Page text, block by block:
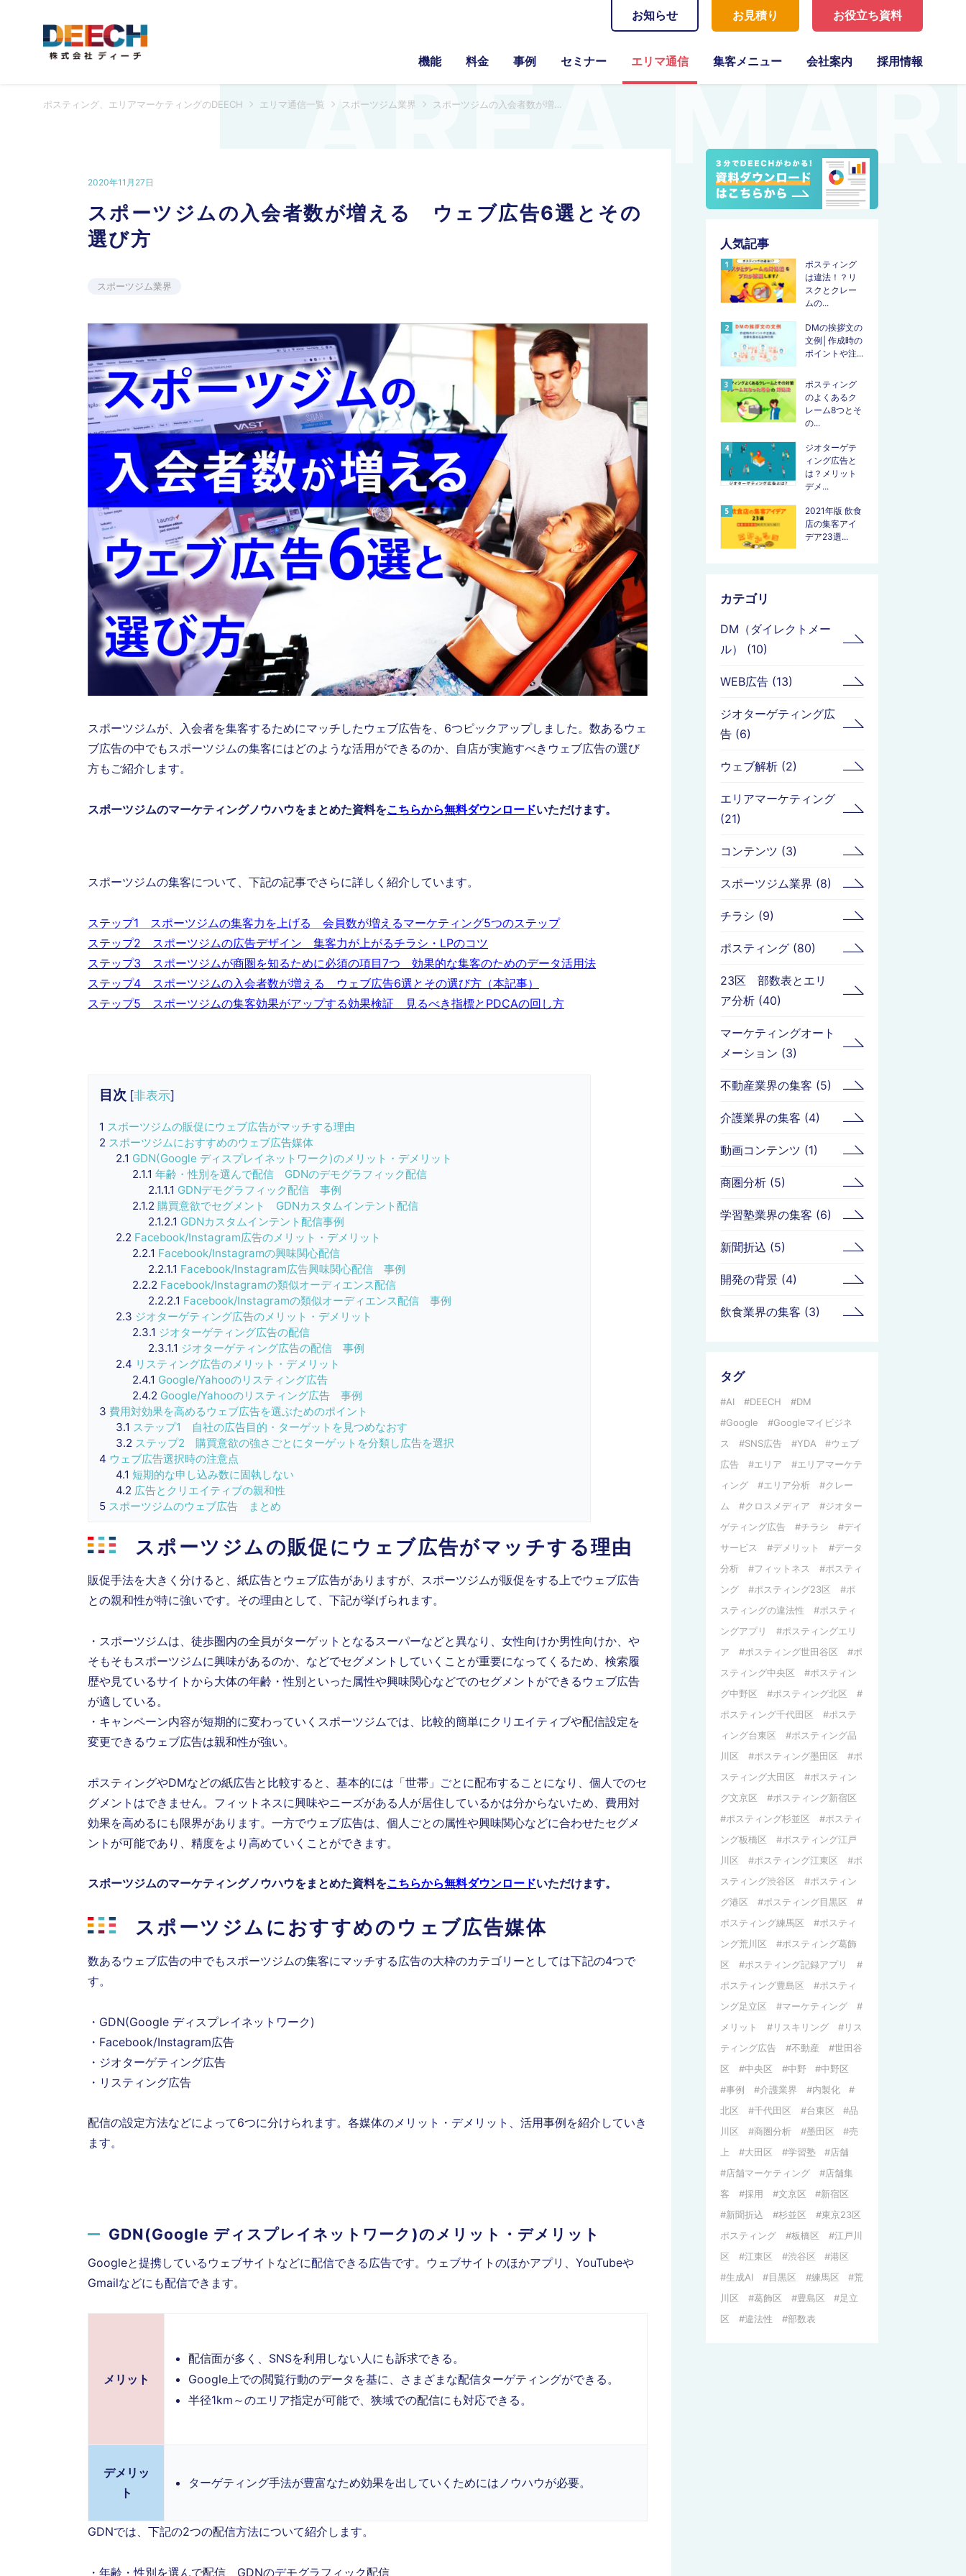
お知らせ お見積り お役立ち資料
機能 料金 事例 セミナー エリマ通信 集客メニュー 会社案内 採用情報
ポスティング、エリアマーケティングのDEECH エリマ通信一覧 スポーツジム業界 スポーツジムの入会者数が増える ウェブ広告6選とその選び方
2020年11月27日
スポーツジムの入会者数が増える ウェブ広告6選とその
選び方
スポーツジム業界
スポーツジムが、入会者を集客するためにマッチしたウェブ広告を、6つピックアップしました。数あるウェ
ブ広告の中でもスポーツジムの集客にはどのような活用ができるのか、自店が実施すべきウェブ広告の選び
方もご紹介します。
スポーツジムのマーケティングノウハウをまとめた資料をこちらから無料ダウンロードいただけます。
スポーツジムの集客について、下記の記事でさらに詳しく紹介しています。
ステップ1 スポーツジムの集客力を上げる 会員数が増えるマーケティング5つのステップ
ステップ2 スポーツジムの広告デザイン 集客力が上がるチラシ・LPのコツ
ステップ3 スポーツジムが商圏を知るために必須の項目7つ 効果的な集客のためのデータ活用法
ステップ4 スポーツジムの入会者数が増える ウェブ広告6選とその選び方（本記事）
ステップ5 スポーツジムの集客効果がアップする効果検証 見るべき指標とPDCAの回し方
目次 [非表示]
1 スポーツジムの販促にウェブ広告がマッチする理由
2 スポーツジムにおすすめのウェブ広告媒体
2.1 GDN(Google ディスプレイネットワーク)のメリット・デメリット
2.1.1 年齢・性別を選んで配信 GDNのデモグラフィック配信
2.1.1.1 GDNデモグラフィック配信 事例
2.1.2 購買意欲でセグメント GDNカスタムインテント配信
2.1.2.1 GDNカスタムインテント配信事例
2.2 Facebook/Instagram広告のメリット・デメリット
2.2.1 Facebook/Instagramの興味関心配信
2.2.1.1 Facebook/Instagram広告興味関心配信 事例
2.2.2 Facebook/Instagramの類似オーディエンス配信
2.2.2.1 Facebook/Instagramの類似オーディエンス配信 事例
2.3 ジオターゲティング広告のメリット・デメリット
2.3.1 ジオターゲティング広告の配信
2.3.1.1 ジオターゲティング広告の配信 事例
2.4 リスティング広告のメリット・デメリット
2.4.1 Google/Yahooのリスティング広告
2.4.2 Google/Yahooのリスティング広告 事例
3 費用対効果を高めるウェブ広告を選ぶためのポイント
3.1 ステップ1 自社の広告目的・ターゲットを見つめなおす
3.2 ステップ2 購買意欲の強さごとにターゲットを分類し広告を選択
4 ウェブ広告選択時の注意点
4.1 短期的な申し込み数に固執しない
4.2 広告とクリエイティブの親和性
5 スポーツジムのウェブ広告 まとめ
スポーツジムの販促にウェブ広告がマッチする理由
販促手法を大きく分けると、紙広告とウェブ広告がありますが、スポーツジムが販促をする上でウェブ広告
との親和性が特に強いです。その理由として、下記が挙げられます。
・スポーツジムは、徒歩圏内の全員がターゲットとなるスーパーなどと異なり、女性向けか男性向けか、や
そもそもスポーツジムに興味があるのか、などでセグメントしていくことが重要になってくるため、 検索履
歴や見ているサイトから大体の年齢・性別といった属性や興味関心などでのセグメントができるウェブ広告
が適している。
・キャンペーン内容が短期的に変わっていくスポーツジムでは、 比較的簡単にクリエイティブや配信設定を
変更できるウェブ広告は親和性が強い。
ポスティングやDMなどの紙広告と比較すると、基本的には「世帯」ごとに配布することになり、個人でのセ
グメントはできません。フィットネスに興味やニーズがある人が居住しているかは分からないため、費用対
効果を高めるにも限界があります。一方でウェブ広告は、個人ごとの属性や興味関心などに合わせたセグメ
ントが可能であり、精度をより高めていくことができます。
スポーツジムのマーケティングノウハウをまとめた資料をこちらから無料ダウンロードいただけます。
スポーツジムにおすすめのウェブ広告媒体
数あるウェブ広告の中でもスポーツジムの集客にマッチする広告の大枠のカテゴリーとしては下記の4つで
す。
・GDN(Google ディスプレイネットワーク)
・Facebook/Instagram広告
・ジオターゲティング広告
・リスティング広告
配信の設定方法などによって6つに分けられます。各媒体のメリット・デメリット、活用事例を紹介していき
ます。
GDN(Google ディスプレイネットワーク)のメリット・デメリット
Googleと提携しているウェブサイトなどに配信できる広告です。ウェブサイトのほかアプリ、YouTubeや
Gmailなどにも配信できます。
メリット
配信面が多く、SNSを利用しない人にも訴求できる。
Google上での閲覧行動のデータを基に、さまざまな配信ターゲティングができる。
半径1km～のエリア指定が可能で、狭域での配信にも対応できる。
デメリッ
ト
ターゲティング手法が豊富なため効果を出していくためにはノウハウが必要。
GDNでは、下記の2つの配信方法について紹介します。
・年齢・性別を選んで配信 GDNのデモグラフィック配信
人気記事
ポスティング
は違法！？リ
スクとクレー
ムの...
DMの挨拶文の
文例│作成時の
ポイントや注...
ポスティング
のよくあるク
レーム8つとそ
の...
ジオターゲテ
ィング広告と
は？メリット
デメ...
2021年版 飲食
店の集客アイ
デア23選...
カテゴリ
DM（ダイレクトメー
ル） (10)
WEB広告 (13)
ジオターゲティング広
告 (6)
ウェブ解析 (2)
エリアマーケティング
(21)
コンテンツ (3)
スポーツジム業界 (8)
チラシ (9)
ポスティング (80)
23区 部数表とエリ
ア分析 (40)
マーケティングオート
メーション (3)
不動産業界の集客 (5)
介護業界の集客 (4)
動画コンテンツ (1)
商圏分析 (5)
学習塾業界の集客 (6)
新聞折込 (5)
開発の背景 (4)
飲食業界の集客 (3)
タグ
AI DEECH
DM
Google
Googleマイビジネ
ス
SNS広告 YDA
ウェブ
広告
エリア
エリアマーケテ
ィング
エリア分析
クレー
ム
クロスメディア
ジオター
ゲティング広告
チラシ
デイ
サービス
デメリット
データ
分析
フィットネス
ポスティ
ング
ポスティング23区
ポ
スティングの違法性
ポスティ
ングアプリ
ポスティングエリ
ア
ポスティング世田谷区
ポ
スティング中央区
ポスティン
グ中野区
ポスティング北区
ポスティング千代田区
ポステ
ィング台東区
ポスティング品
川区
ポスティング墨田区
ポ
スティング大田区
ポスティン
グ文京区
ポスティング新宿区
ポスティング杉並区
ポスティ
ング板橋区
ポスティング江戸
川区
ポスティング江東区
ポ
スティング渋谷区
ポスティン
グ港区
ポスティング目黒区
ポスティング練馬区
ポスティ
ング荒川区
ポスティング葛飾
区
ポスティング記録アプリ
ポスティング豊島区
ポスティ
ング足立区
マーケティング
メリット
リスキリング
リス
ティング広告
不動産
世田谷
区
中央区 中野
中野区
事例
介護業界
内製化
北区
千代田区 台東区
品
川区
商圏分析 墨田区
売
上
大田区 学習塾
店舗
店舗マーケティング
店舗集
客
採用 文京区
新宿区
新聞折込
杉並区
東京23区
ポスティング
板橋区
江戸川
区
江東区 渋谷区
港区
生成AI
目黒区 練馬区
荒
川区
葛飾区 豊島区
足立
区
違法性 部数表